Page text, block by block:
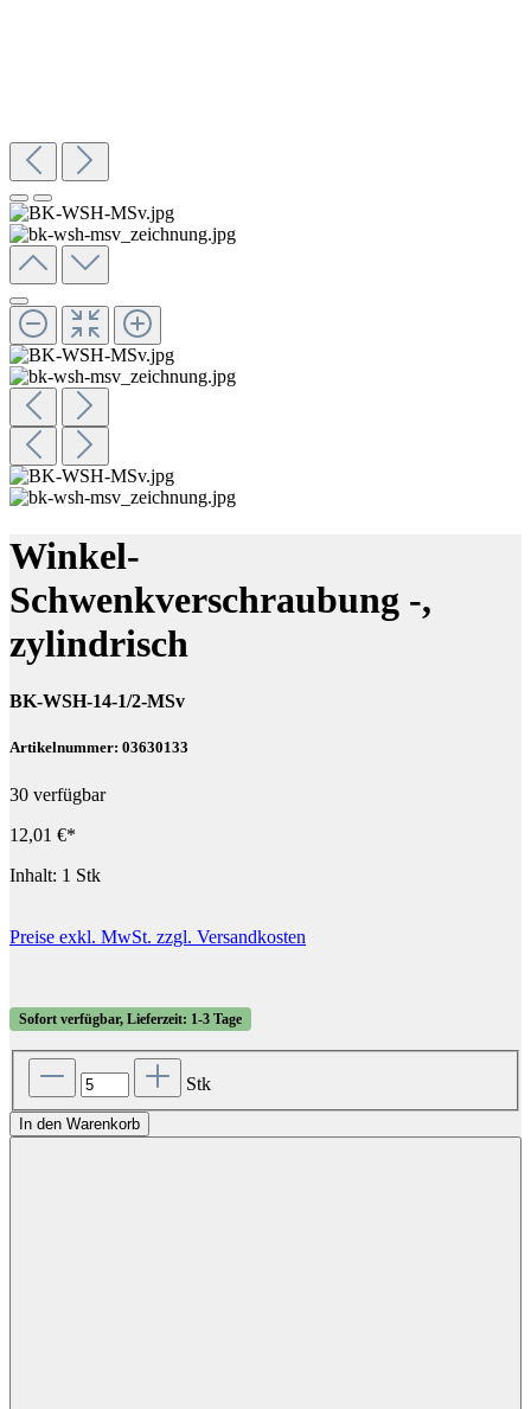
Winkel-
Schwenkverschraubung -,
zylindrisch
BK-WSH-14-1/2-MSv
Artikelnummer: 03630133
30 verfügbar
12,01 €*
Inhalt: 1 Stk
Preise exkl. MwSt. zzgl. Versandkosten
Sofort verfügbar, Lieferzeit: 1-3 Tage
Stk
In den Warenkorb